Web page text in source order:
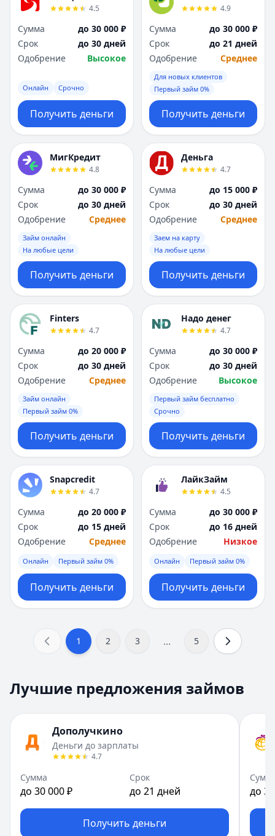
4.5
Сумма
до 30 000 ₽
Срок
до 30 дней
Одобрение
Высокое
Онлайн Срочно
Получить деньги
4.9
Сумма
до 30 000 ₽
Срок
до 21 дней
Одобрение
Среднее
Для новых клиентов
Первый займ 0%
Получить деньги
МигКредит
4.8
Сумма
до 30 000 ₽
Срок
до 30 дней
Одобрение
Среднее
Займ онлайн
На любые цели
Получить деньги
Деньга
4.7
Сумма
до 15 000 ₽
Срок
до 30 дней
Одобрение
Среднее
Заем на карту
На любые цели
Получить деньги
Finters
4.7
Сумма
до 20 000 ₽
Срок
до 30 дней
Одобрение
Среднее
Займ онлайн
Первый займ 0%
Получить деньги
Надо денег
4.7
Сумма
до 30 000 ₽
Срок
до 30 дней
Одобрение
Высокое
Первый займ бесплатно
Срочно
Получить деньги
Snapcredit
4.7
Сумма
до 20 000 ₽
Срок
до 15 дней
Одобрение
Среднее
Онлайн Первый займ 0%
Получить деньги
ЛайкЗайм
4.5
Сумма
до 30 000 ₽
Срок
до 16 дней
Одобрение
Низкое
Онлайн Первый займ 0%
Получить деньги
1 2 3 ... 5
Лучшие предложения займов
Дополучкино
Деньги до зарплаты
4.7
Сумма
до 30 000 ₽
Срок
до 21 дней
Получить деньги
до